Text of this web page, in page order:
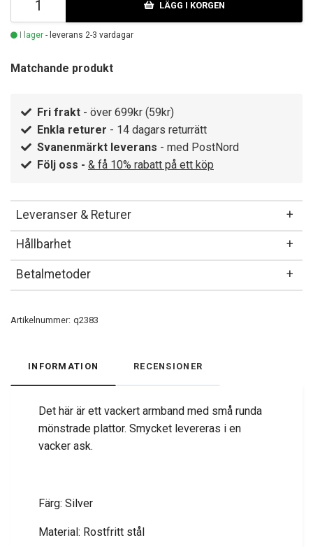
LÄGG I KORGEN
I lager - leverans 2-3 vardagar
Matchande produkt
Fri frakt - över 699kr (59kr)
Enkla returer - 14 dagars returrätt
Svanenmärkt leverans - med PostNord
Följ oss - & få 10% rabatt på ett köp
Leveranser & Returer
Hållbarhet
Betalmetoder
Artikelnummer: q2383
INFORMATION RECENSIONER
Det här är ett vackert armband med små runda
mönstrade plattor. Smycket levereras i en
vacker ask.
Färg: Silver
Material: Rostfritt stål